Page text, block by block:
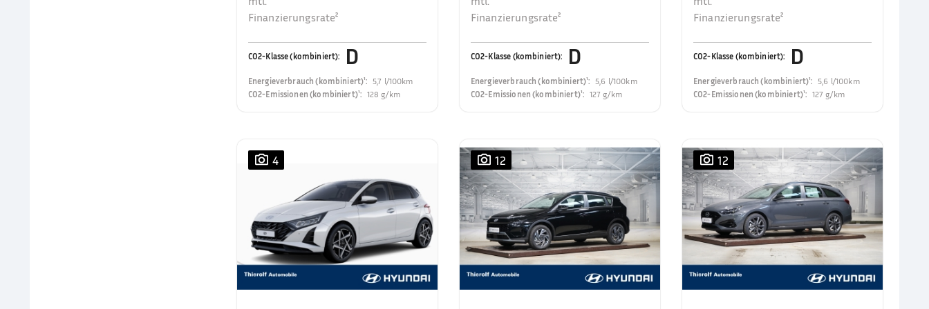
Finanzierungsrate²
CO2-Klasse (kombiniert): D
Energieverbrauch (kombiniert)¹: 5,7 l/100km
CO2-Emissionen (kombiniert)¹: 128 g/km
Finanzierungsrate²
CO2-Klasse (kombiniert): D
Energieverbrauch (kombiniert)¹: 5,6 l/100km
CO2-Emissionen (kombiniert)¹: 127 g/km
Finanzierungsrate²
CO2-Klasse (kombiniert): D
Energieverbrauch (kombiniert)¹:5,6 l/100km
CO2-Emissionen (kombiniert)¹: 127 g/km
4 12 12